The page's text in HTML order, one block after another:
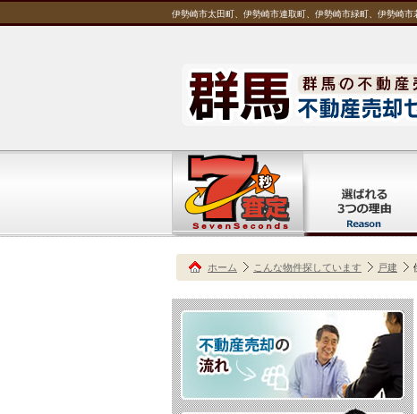
伊勢崎市太田町、伊勢崎市連取町、伊勢崎市緑町、伊勢崎市
ホーム こんな物件探しています 戸建